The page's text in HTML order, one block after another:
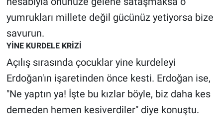
yumrukları millete değil gücünüz yetiyorsa bize
savurun.
YİNE KURDELE KRİZİ
Açılış sırasında çocuklar yine kurdeleyi
Erdoğan'ın işaretinden önce kesti. Erdoğan ise,
"Ne yaptın ya! İşte bu kızlar böyle, biz daha kes
demeden hemen kesiverdiler" diye konuştu.